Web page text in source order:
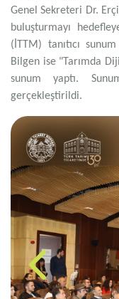
Genel Sekreteri Dr.
buluşturmayı
(İTTM) tanıtıcı
Bilgen ise "Tarımda
sunum yaptı.
gerçekleştirildi.